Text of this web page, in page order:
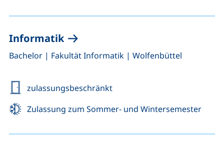
Informatik
Bachelor, | Fakultät Informatik | Wolfenbüttel
zulassungsbeschränkt
Zulassung zum Sommer- und Wintersemester